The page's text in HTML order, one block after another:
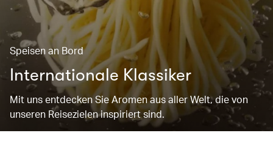
Speisen an Bord
Internationale Klassiker
Mit uns entdecken Sie Aromen aus aller Welt, die von
unseren Reisezielen inspiriert sind.